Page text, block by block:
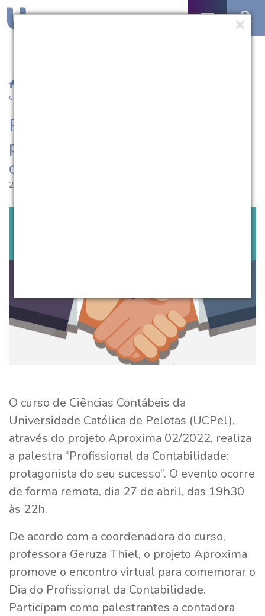
comemorativa
Projeto Aproxima realiza
palestra em data
comemorativa
25.04.2022 | 16:26
O curso de Ciências Contábeis da
Universidade Católica de Pelotas (UCPel),
através do projeto Aproxima 02/2022, realiza
a palestra “Profissional da Contabilidade:
protagonista do seu sucesso”. O evento ocorre
de forma remota, dia 27 de abril, das 19h30
às 22h.
De acordo com a coordenadora do curso,
professora Geruza Thiel, o projeto Aproxima
promove o encontro virtual para comemorar o
Dia do Profissional da Contabilidade.
Participam como palestrantes a contadora